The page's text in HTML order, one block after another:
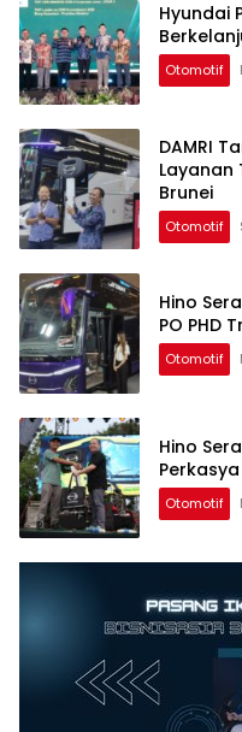
Hyundai
Otomotif
DAMRI
Layanan
Brunei
Otomotif
Hino
PO PHD
Otomotif
Hino
Otomotif